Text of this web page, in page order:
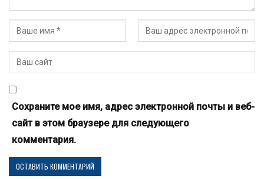
Сохраните мое имя, адрес электронной почты и веб-
сайт в этом браузере для следующего
комментария.